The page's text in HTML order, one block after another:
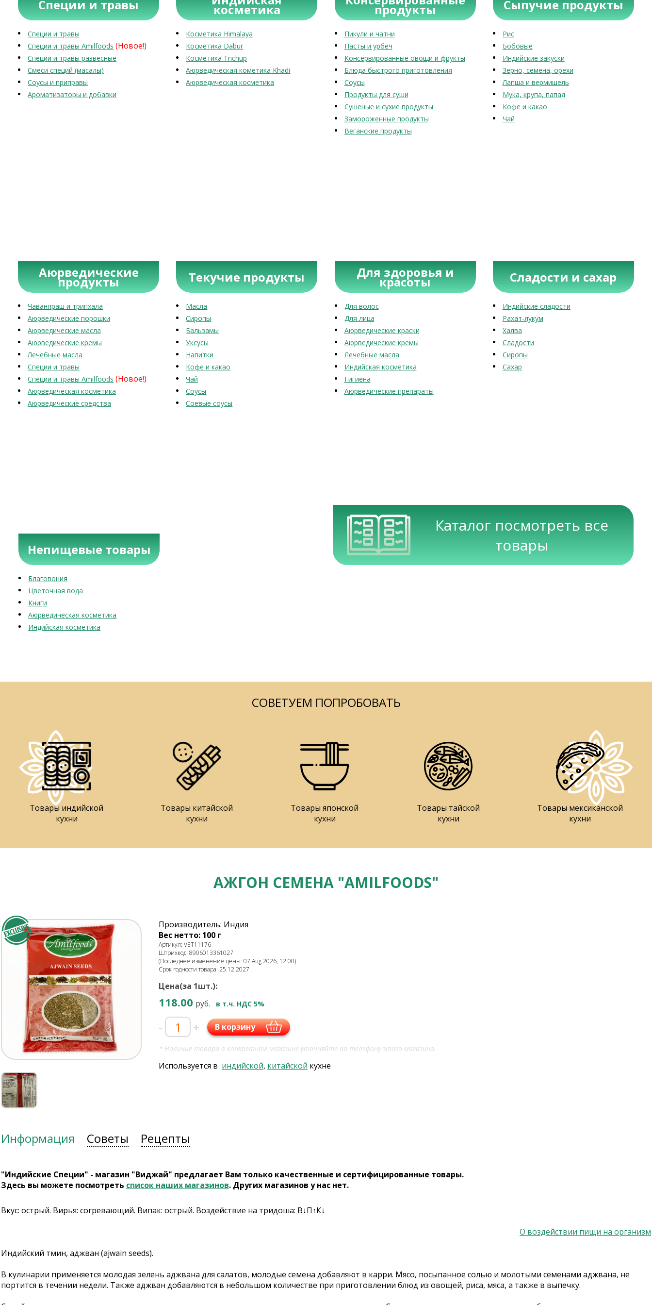
Специи и травы
Специи и травы
Специи и травы Amilfoods (Новое!)
Специи и травы развесные
Смеси специй (масалы)
Соусы и приправы
Ароматизаторы и добавки
косметика
Косметика Himalaya
Косметика Dabur
Косметика Trichup
Аюрведическая кометика Khadi
Аюрведическая косметика
продукты
Пикули и чатни
Пасты и урбеч
Консервированные овощи и фрукты
Блюда быстрого приготовления
Соусы
Продукты для суши
Сушеные и сухие продукты
Замороженные продукты
Веганские продукты
Сыпучие продукты
Рис
Бобовые
Индийские закуски
Зерно, семена, орехи
Лапша и вермишель
Мука, крупа, папад
Кофе и какао
Чай
Аюрведические
продукты
Чаванпраш и трипхала
Аюрведические порошки
Аюрведические масла
Аюрведические кремы
Лечебные масла
Специи и травы
Специи и травы Amilfoods (Новое!)
Аюрведическая косметика
Аюрведические средства
Текучие продукты
Масла
Сиропы
Бальзамы
Уксусы
Напитки
Кофе и какао
Чай
Соусы
Соевые соусы
Для здоровья и
красоты
Для волос
Для лица
Аюрведические краски
Аюрведические кремы
Лечебные масла
Индийская косметика
Гигиена
Аюрведические препараты
Сладости и сахар
Индийские сладости
Рахат-лукум
Халва
Сладости
Сиропы
Сахар
Непищевые товары
Благовония
Цветочная вода
Книги
Аюрведическая косметика
Индийская косметика
Каталог посмотреть все
товары
СОВЕТУЕМ ПОПРОБОВАТЬ
Товары индийской
кухни
Товары китайской
кухни
Товары японской
кухни
Товары тайской
кухни
Товары мексиканской
кухни
АЖГОН СЕМЕНА "AMILFOODS"
Производитель: Индия
Вес нетто: 100 г
Артикул: VET11176
Штрихкод: 8906013361027
(Последнее изменение цены: 07 Aug 2026, 12:00)
Срок годности товара: 25.12.2027
Цена(за 1шт.):
118.00 руб. в т.ч. НДС 5%
- + В корзину
* Наличие товара в конкретном магазине уточняйте по телефону этого магазина.
Используется в индийской, китайской кухне
Информация Советы Рецепты
"Индийские Специи" - магазин "Виджай" предлагает Вам только качественные и сертифицированные товары.
Здесь вы можете посмотреть список наших магазинов. Других магазинов у нас нет.
Вкус: острый. Вирья: cогревающий. Випак: острый. Воздействие на тридоша: В↓П↑К↓
О воздействии пищи на организм
Индийский тмин, аджван (ajwain seeds).
В кулинарии применяется молодая зелень аджвана для салатов, молодые семена добавляют в карри. Мясо, посыпанное солью и молотыми семенами аджвана, не
портится в течении недели. Также аджван добавляются в небольшом количестве при приготовлении блюд из овощей, риса, мяса, а также в выпечку.